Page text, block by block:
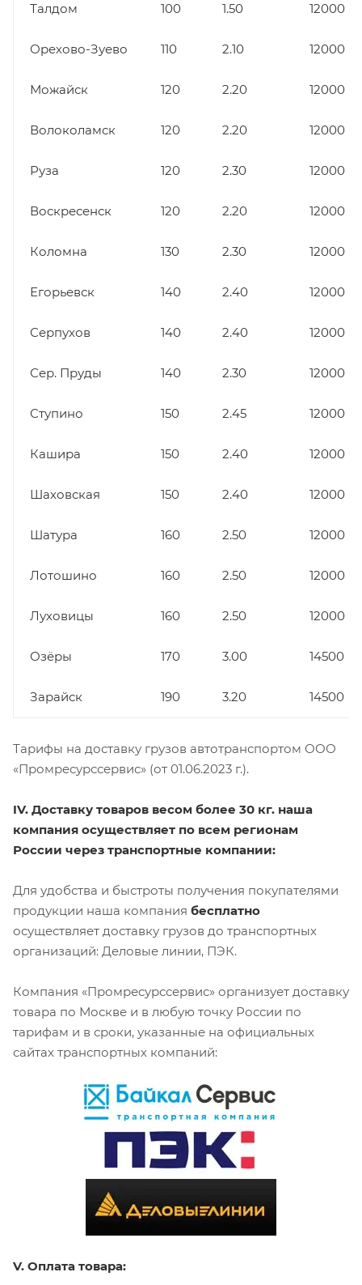
Талдом 100 1.50 12000
Орехово-Зуево 110 2.10 12000
Можайск 120 2.20 12000
Волоколамск 120 2.20 12000
Руза 120 2.30 12000
Воскресенск 120 2.20 12000
Коломна 130 2.30 12000
Егорьевск 140 2.40 12000
Серпухов 140 2.40 12000
Сер. Пруды 140 2.30 12000
Ступино 150 2.45 12000
Кашира 150 2.40 12000
Шаховская 150 2.40 12000
Шатура 160 2.50 12000
Лотошино 160 2.50 12000
Луховицы 160 2.50 12000
Озёры 170 3.00 14500
Зарайск 190 3.20 14500
Тарифы на доставку грузов автотранспортом ООО
«Промресурссервис» (от 01.06.2023 г.).
IV. Доставку товаров весом более 30 кг. наша
компания осуществляет по всем регионам
России через транспортные компании:
Для удобства и быстроты получения покупателями
продукции наша компания бесплатно
осуществляет доставку грузов до транспортных
организаций: Деловые линии, ПЭК.
Компания «Промресурссервис» организует доставку
товара по Москве и в любую точку России по
тарифам и в сроки, указанные на официальных
сайтах транспортных компаний:
V. Оплата товара: